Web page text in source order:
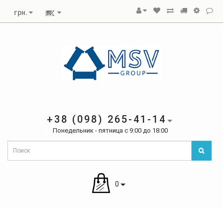
грн.
+38 (098) 265-41-14
Понедельник - пятница с 9:00 до 18:00
0